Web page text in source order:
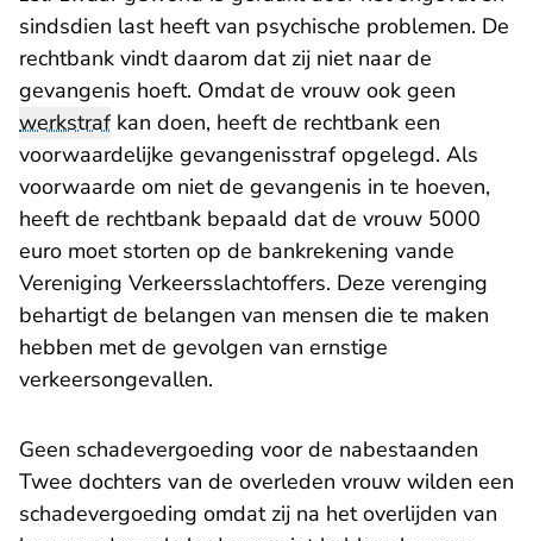
sindsdien last heeft van psychische problemen. De
rechtbank vindt daarom dat zij niet naar de
gevangenis hoeft. Omdat de vrouw ook geen
werkstrafkan doen, heeft de rechtbank een
voorwaardelijke gevangenisstraf opgelegd. Als
voorwaarde om niet de gevangenis in te hoeven,
heeft de rechtbank bepaald dat de vrouw 5000
euro moet storten op de bankrekening vande
Vereniging Verkeersslachtoffers. Deze verenging
behartigt de belangen van mensen die te maken
hebben met de gevolgen van ernstige
verkeersongevallen.
Geen schadevergoeding voor de nabestaanden
Twee dochters van de overleden vrouw wilden een
schadevergoeding omdat zij na het overlijden van